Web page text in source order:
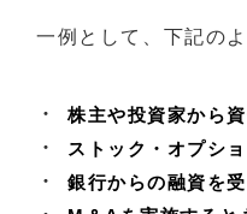
一例として、下記の
株主や投資家から
ストック・オプシ
銀行からの融資を